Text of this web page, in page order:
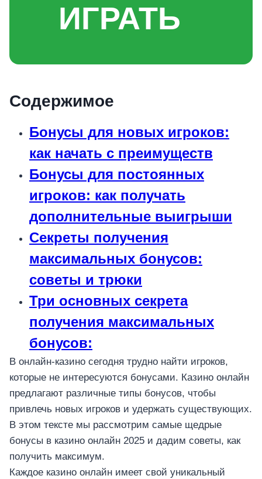
ИГРАТЬ
Содержимое
Бонусы для новых игроков:
как начать с преимуществ
Бонусы для постоянных
игроков: как получать
дополнительные выигрыши
Секреты получения
максимальных бонусов:
советы и трюки
Три основных секрета
получения максимальных
бонусов:
В онлайн-казино сегодня трудно найти игроков,
которые не интересуются бонусами. Казино онлайн
предлагают различные типы бонусов, чтобы
привлечь новых игроков и удержать существующих.
В этом тексте мы рассмотрим самые щедрые
бонусы в казино онлайн 2025 и дадим советы, как
получить максимум.
Каждое казино онлайн имеет свой уникальный